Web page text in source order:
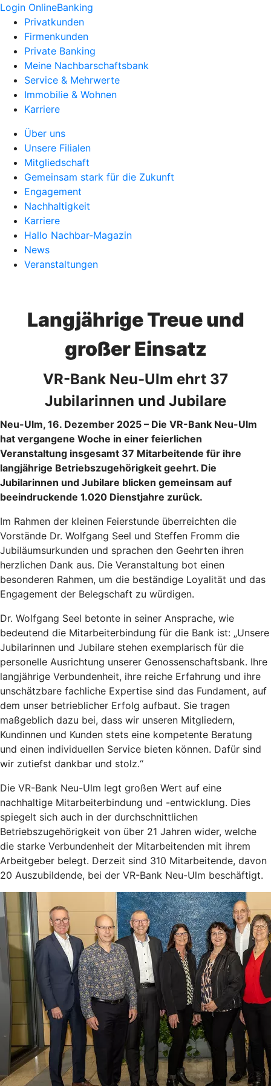
Login OnlineBanking
Privatkunden
Firmenkunden
Private Banking
Meine Nachbarschaftsbank
Service & Mehrwerte
Immobilie & Wohnen
Karriere
Über uns
Unsere Filialen
Mitgliedschaft
Gemeinsam stark für die Zukunft
Engagement
Nachhaltigkeit
Karriere
Hallo Nachbar-Magazin
News
Veranstaltungen
Langjährige Treue und
großer Einsatz
VR-Bank Neu-Ulm ehrt 37
Jubilarinnen und Jubilare
Neu-Ulm, 16. Dezember 2025 – Die VR-Bank Neu-Ulm
hat vergangene Woche in einer feierlichen
Veranstaltung insgesamt 37 Mitarbeitende für ihre
langjährige Betriebszugehörigkeit geehrt. Die
Jubilarinnen und Jubilare blicken gemeinsam auf
beeindruckende 1.020 Dienstjahre zurück.
Im Rahmen der kleinen Feierstunde überreichten die
Vorstände Dr. Wolfgang Seel und Steffen Fromm die
Jubiläumsurkunden und sprachen den Geehrten ihren
herzlichen Dank aus. Die Veranstaltung bot einen
besonderen Rahmen, um die beständige Loyalität und das
Engagement der Belegschaft zu würdigen.
Dr. Wolfgang Seel betonte in seiner Ansprache, wie
bedeutend die Mitarbeiterbindung für die Bank ist: „Unsere
Jubilarinnen und Jubilare stehen exemplarisch für die
personelle Ausrichtung unserer Genossenschaftsbank. Ihre
langjährige Verbundenheit, ihre reiche Erfahrung und ihre
unschätzbare fachliche Expertise sind das Fundament, auf
dem unser betrieblicher Erfolg aufbaut. Sie tragen
maßgeblich dazu bei, dass wir unseren Mitgliedern,
Kundinnen und Kunden stets eine kompetente Beratung
und einen individuellen Service bieten können. Dafür sind
wir zutiefst dankbar und stolz.“
Die VR-Bank Neu-Ulm legt großen Wert auf eine
nachhaltige Mitarbeiterbindung und -entwicklung. Dies
spiegelt sich auch in der durchschnittlichen
Betriebszugehörigkeit von über 21 Jahren wider, welche
die starke Verbundenheit der Mitarbeitenden mit ihrem
Arbeitgeber belegt. Derzeit sind 310 Mitarbeitende, davon
20 Auszubildende, bei der VR-Bank Neu-Ulm beschäftigt.